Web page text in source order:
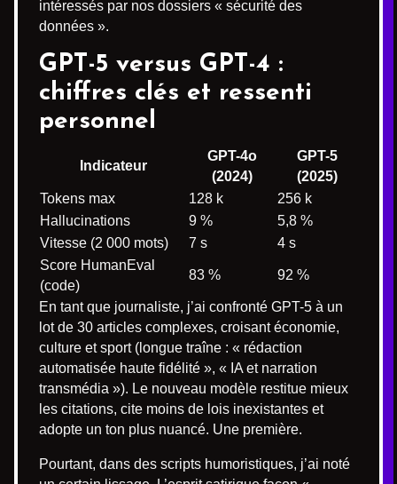
intéressés par nos dossiers « sécurité des
données ».
GPT-5 versus GPT-4 :
chiffres clés et ressenti
personnel
Indicateur
GPT-4o
(2024)
GPT-5
(2025)
Tokens max
128 k
256 k
Hallucinations
9 %
5,8 %
Vitesse (2 000 mots)
7 s
4 s
Score HumanEval
(code)
83 % 92 %
En tant que journaliste, j’ai confronté GPT-5 à un
lot de 30 articles complexes, croisant économie,
culture et sport (longue traîne : « rédaction
automatisée haute fidélité », « IA et narration
transmédia »). Le nouveau modèle restitue mieux
les citations, cite moins de lois inexistantes et
adopte un ton plus nuancé. Une première.
Pourtant, dans des scripts humoristiques, j’ai noté